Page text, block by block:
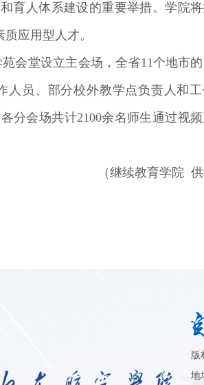
育人体系建设的重要举措。学院
应用型人才。
会堂设立主会场，全省11个地市的
员、部分校外教学点负责人和工
分会场共计2100余名师生通过视
（继续教育学院 供
版
地